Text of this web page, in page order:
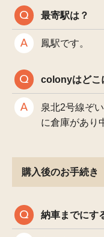
最寄駅は？
鳳駅です。
colonyはどこ
泉北2号線ぞ
に倉庫があり
購入後のお手続き
納車までにす